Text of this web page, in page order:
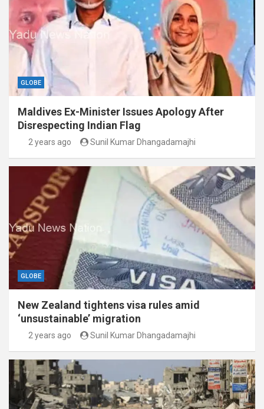
GLOBE
Maldives Ex-Minister Issues Apology After
Disrespecting Indian Flag
2 years ago Sunil Kumar Dhangadamajhi
GLOBE
New Zealand tightens visa rules amid
‘unsustainable’ migration
2 years ago Sunil Kumar Dhangadamajhi